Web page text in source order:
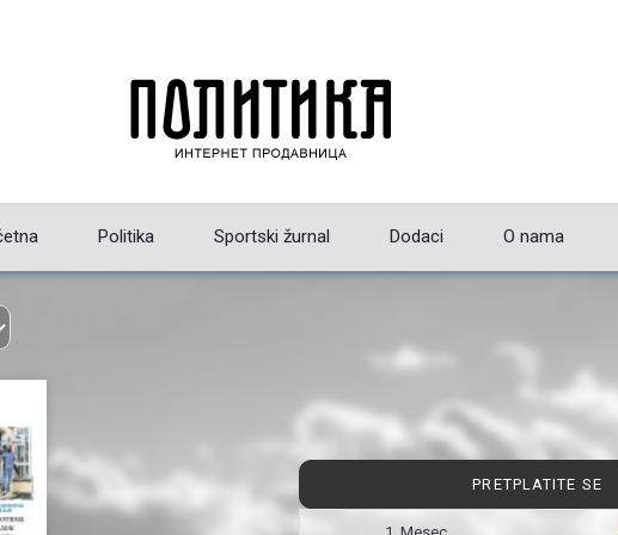
Politika Sportski žurnal Dodaci O nama
PRETPLATITE SE